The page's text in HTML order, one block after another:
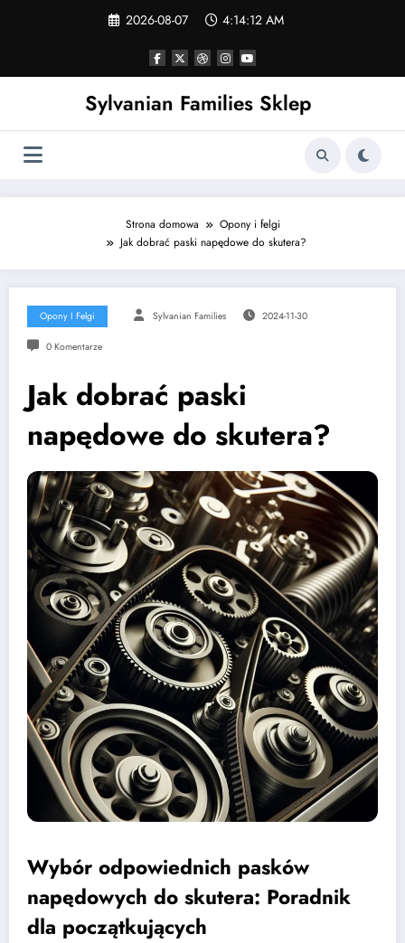
2026-08-07 4:14:12 AM
Sylvanian Families Sklep
Strona domowa
Opony i felgi
Jak dobrać paski napędowe do skutera?
Opony I Felgi Sylvanian Families 2024-11-30
0 Komentarze
Jak dobrać paski
napędowe do skutera?
Wybór odpowiednich pasków
napędowych do skutera: Poradnik
dla początkujących